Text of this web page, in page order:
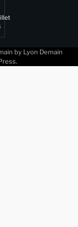
by Lyon Demain
.